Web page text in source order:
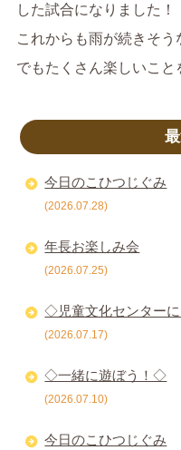
した試合になりました！
これからも雨が続きそ
でもたくさん楽しいこと
今日のこひつじぐみ
(2026.07.28)
年長お楽しみ会
(2026.07.25)
◇児童文化センター
(2026.07.17)
◇一緒に遊ぼう！◇
(2026.07.10)
今日のこひつじぐみ